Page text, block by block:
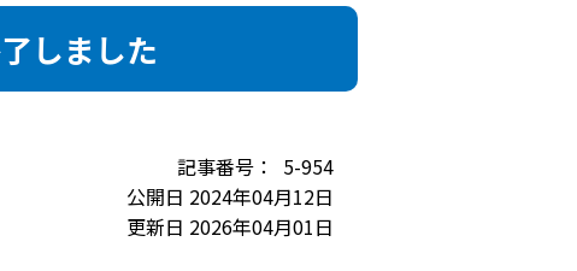
しました
5-954
公開日 2024年04月12日
更新日 2026年04月01日